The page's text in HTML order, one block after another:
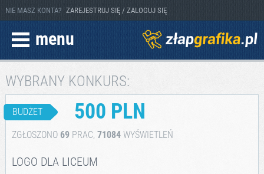
NIE MASZ KONTA? ZAREJESTRUJ SIĘ / ZALOGUJ SIĘ
menu
WYBRANY KONKURS:
BUDŻET 500 PLN
ZGŁOSZONO 69PRAC, 71084WYŚWIETLEŃ
LOGO DLA LICEUM